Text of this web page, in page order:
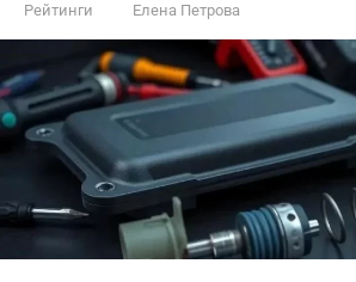
Рейтинги Елена Петрова